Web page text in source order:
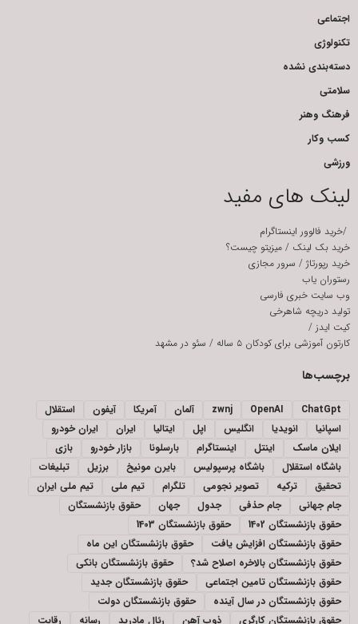
اجتماعی
تکنولوژی
دسته‌بندی نشده
سلامتی
فرهنگ وهنر
کسب وکار
ورزشی
لینک های مفید
/خرید فالوور اینستاگرام
خرید بک لینک / میزیتو چیست؟
خرید رپورتاژ / سرور مجازی
رستوران یاب
وب سایت خبری فارسی
تولید دریچه شاهرخی
کیت ایدز /
کارتون آموزشی برای کودکان ۵ ساله
/ سئو در مشهد
برچسب‌ها
ChatGpt
OpenAI
zwnj آلمان آمریکا آیفون
استقلال
اسپانیا
انویدیا انگلیس اپل ایتالیا ایران
ایران خودرو
ایلان ماسک
اینتل اینستاگرام بارسلونا بازار خودرو
بازی
باشگاه استقلال
باشگاه پرسپولیس بایرن مونیخ برزیل
تبلیغات
تحقیق
ترکیه تصویر نجومی تلگرام تیم ملی
تیم ملی ایران
جام جهانی
جام حذفی جدول جهان
حقوق بازنشستگان
حقوق بازنشستگان 1402
حقوق بازنشستگان 1403
حقوق بازنشستگان افزایش یافت
حقوق بازنشستگان این ماه
حقوق بازنشستگان بالاخره اصلاح شد؟
حقوق بازنشستگان بانکی
حقوق بازنشستگان تامین اجتماعی
حقوق بازنشستگان جدید
حقوق بازنشستگان در سال آینده
حقوق بازنشستگان دولت
حقوق بازنشستگان کارگری
ذوب آهن رئال مادرید رسانه رقابت